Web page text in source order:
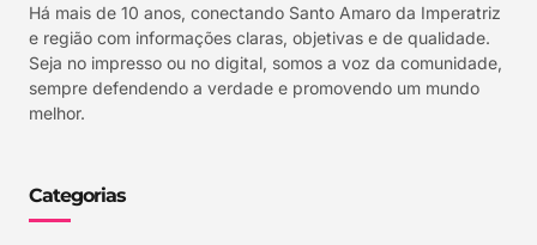
Há mais de 10 anos, conectando Santo Amaro da Imperatriz
e região com informações claras, objetivas e de qualidade.
Seja no impresso ou no digital, somos a voz da comunidade,
sempre defendendo a verdade e promovendo um mundo
melhor.
Categorias